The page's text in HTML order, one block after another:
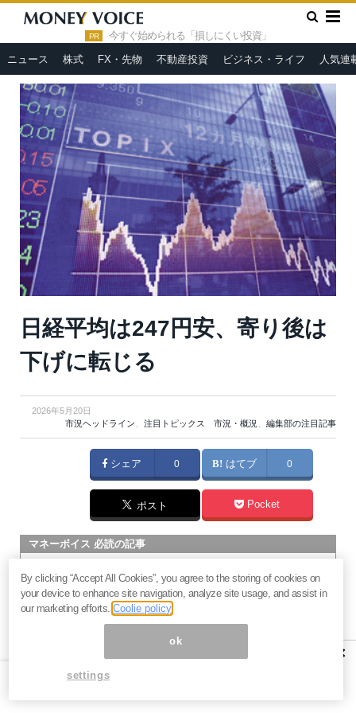
PR 今すぐ始められる「損しにくい投資」
ニュース 株式 FX・先物 不動産投資 ビジネス・ライフ 人気連
HOME » 市況ヘッドライン
日経平均は247円安、寄り後は下
日経平均は247円安、寄り後は
下げに転じる
2026年5月20日
市況ヘッドライン、 注目トピックス 市況・概況、 編集部の注目記事
シェア 0 はてブ 0
ポスト Pocket
マネーボイス 必読の記事
将来性とリスク
過去最高益「サンリオ」は買いか？決算で見えた“強い事
業”と“脆い統治”の同居
村田製作所なぜ株価3.8倍急騰？AIデータセンター需要の期待
社
×
By clicking “Accept All Cookies”, you agree to the storing of cookies on
your device to enhance site navigation, analyze site usage, and assist in
our marketing efforts.Coolie policy
ok
settings